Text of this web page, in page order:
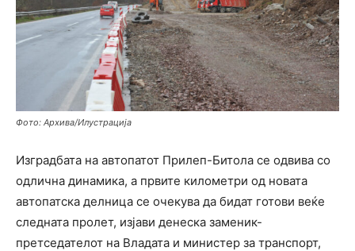
Фото: Архива/Илустрација
Изградбата на автопатот Прилеп-Битола се одвива со
одлична динамика, а првите километри од новата
автопатска делница се очекува да бидат готови веќе
следната пролет, изјави денеска заменик-
претседателот на Владата и министер за транспорт,